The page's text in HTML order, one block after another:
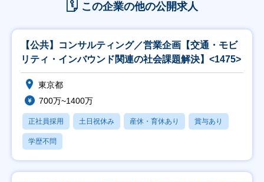
この企業の他の公開求人
【公共】コンサルティング／営業企画【交通・モビ
リティ・インバウンド関連の社会課題解決】<1475>
東京都
700万~1400万
正社員採用 土日祝休み 産休・育休あり 賞与あり
学歴不問